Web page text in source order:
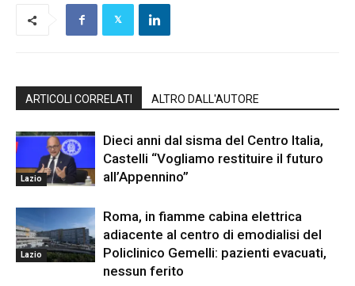
ARTICOLI CORRELATI ALTRO DALL'AUTORE
Lazio
Dieci anni dal sisma del Centro Italia,
Castelli “Vogliamo restituire il futuro
all’Appennino”
Lazio
Roma, in fiamme cabina elettrica
adiacente al centro di emodialisi del
Policlinico Gemelli: pazienti evacuati,
nessun ferito